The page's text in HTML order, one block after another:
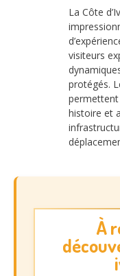
La Côte
visiteurs
protégés.
histoire et
À